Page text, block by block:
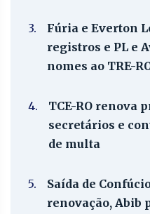
3.
Fúria e Everton
registros e PL e
nomes ao TRE-
4.
TCE-RO renova
secretários e
de multa
5.
Saída de
renovação, Abib